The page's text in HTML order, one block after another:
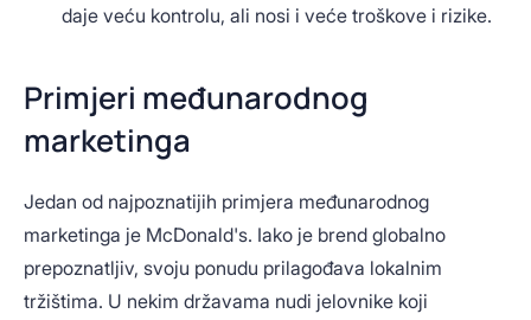
daje veću kontrolu, ali nosi i veće troškove i rizike.
Primjeri međunarodnog
marketinga
Jedan od najpoznatijih primjera međunarodnog
marketinga je McDonald's. Iako je brend globalno
prepoznatljiv, svoju ponudu prilagođava lokalnim
tržištima. U nekim državama nudi jelovnike koji